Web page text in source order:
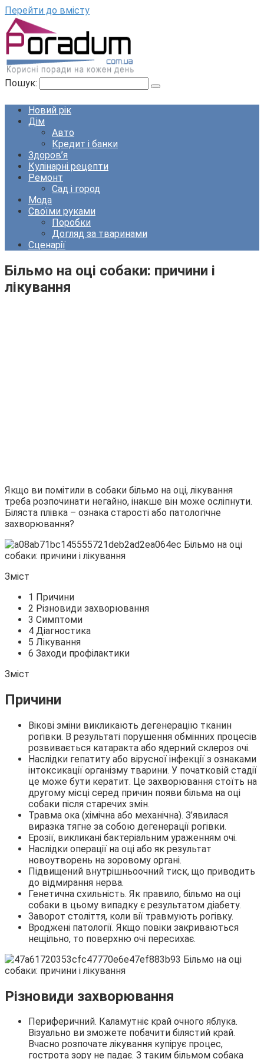
Перейти до вмісту
Пошук:
Новий рік
Дім
Авто
Кредит і банки
Здоров’я
Кулінарні рецепти
Ремонт
Сад і город
Мода
Своїми руками
Поробки
Догляд за тваринами
Сценарії
Більмо на оці собаки: причини і
лікування
Якщо ви помітили в собаки більмо на оці, лікування
треба розпочинати негайно, інакше він може осліпнути.
Біляста плівка – ознака старості або патологічне
захворювання?
Зміст
1 Причини
2 Різновиди захворювання
3 Симптоми
4 Діагностика
5 Лікування
6 Заходи профілактики
Зміст
Причини
Вікові зміни викликають дегенерацію тканин
рогівки. В результаті порушення обмінних процесів
розвивається катаракта або ядерний склероз очі.
Наслідки гепатиту або вірусної інфекції з ознаками
інтоксикації організму тварини. У початковій стадії
це може бути кератит. Це захворювання стоїть на
другому місці серед причин появи більма на оці
собаки після старечих змін.
Травма ока (хімічна або механічна). З’явилася
виразка тягне за собою дегенерації рогівки.
Ерозії, викликані бактеріальним ураженням очі.
Наслідки операції на оці або як результат
новоутворень на зоровому органі.
Підвищений внутрішньоочний тиск, що приводить
до відмирання нерва.
Генетична схильність. Як правило, більмо на оці
собаки в цьому випадку є результатом діабету.
Заворот століття, коли вії травмують рогівку.
Вроджені патології. Якщо повіки закриваються
нещільно, то поверхню очі пересихає.
Різновиди захворювання
Периферичний. Каламутніє край очного яблука.
Візуально ви зможете побачити білястий край.
Вчасно розпочате лікування купірує процес,
гострота зору не падає. З таким більмом собака